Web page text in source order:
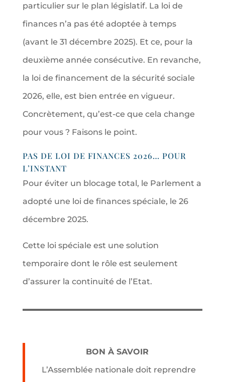
particulier sur le plan législatif. La loi de
finances n’a pas été adoptée à temps
(avant le 31 décembre 2025). Et ce, pour la
deuxième année consécutive. En revanche,
la loi de financement de la sécurité sociale
2026, elle, est bien entrée en vigueur.
Concrètement, qu’est-ce que cela change
pour vous ? Faisons le point.
PAS DE LOI DE FINANCES 2026… POUR
L’INSTANT
Pour éviter un blocage total, le Parlement a
adopté une loi de finances spéciale, le 26
décembre 2025.
Cette loi spéciale est une solution
temporaire dont le rôle est seulement
d’assurer la continuité de l’Etat.
BON À SAVOIR
L’Assemblée nationale doit reprendre